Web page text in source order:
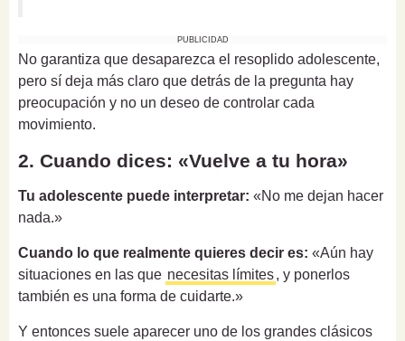
PUBLICIDAD
No garantiza que desaparezca el resoplido adolescente,
pero sí deja más claro que detrás de la pregunta hay
preocupación y no un deseo de controlar cada
movimiento.
2. Cuando dices: «Vuelve a tu hora»
Tu adolescente puede interpretar: «No me dejan hacer
nada.»
Cuando lo que realmente quieres decir es: «Aún hay
situaciones en las que necesitas límites, y ponerlos
también es una forma de cuidarte.»
Y entonces suele aparecer uno de los grandes clásicos